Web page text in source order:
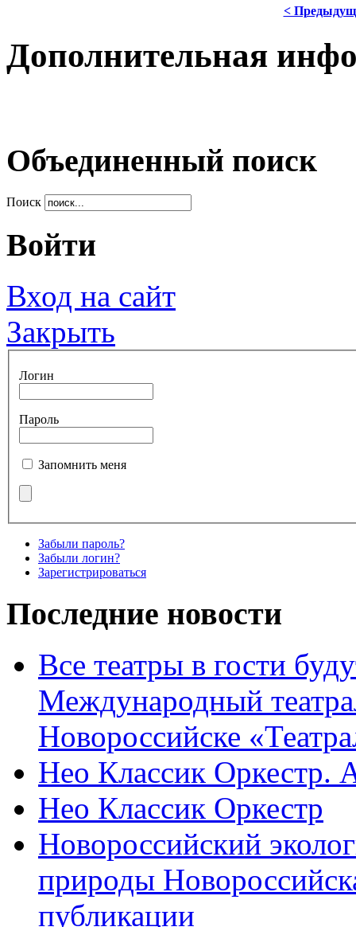
<
Дополнительная
Объединенный поиск
Поиск
Войти
Вход на сайт
Закрыть
Логин
Пароль
Запомнить меня
Забыли пароль?
Забыли логин?
Зарегистрироваться
Последние новости
Все театры в гости
Международный
Новороссийске
Нео Классик Оркестр.
Нео Классик Оркестр
Новороссийский
природы
публикации